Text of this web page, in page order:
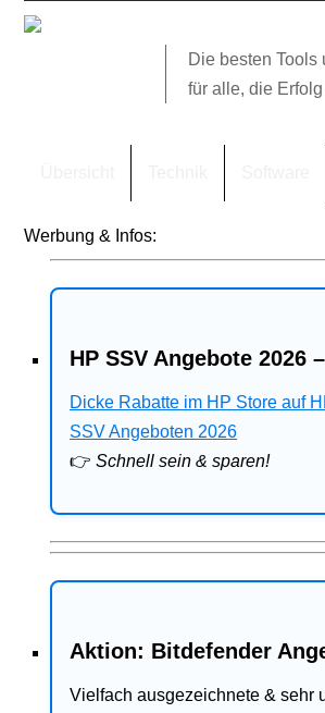
Die besten Tools
für alle, die
Werbung & Infos:
HP SSV Angebote 2026
Dicke Rabatte im HP Store auf
SSV Angeboten 2026
👉 Schnell sein & sparen!
Aktion: Bitdefender
Vielfach ausgezeichnete & sehr